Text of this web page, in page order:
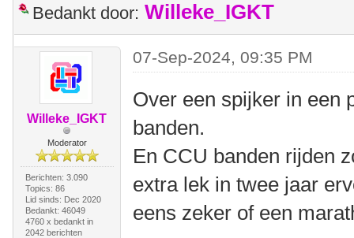
Bedankt door: Willeke_IGKT
Willeke_IGKT
Moderator
Berichten: 3.090
Topics: 86
Lid sinds: Dec 2020
Bedankt: 46049
4760 x bedankt in
2042 berichten
07-Sep-2024, 09:35 PM
Over een spijker in een
banden.
En CCU banden rijden
extra lek in twee jaar
eens zeker of een